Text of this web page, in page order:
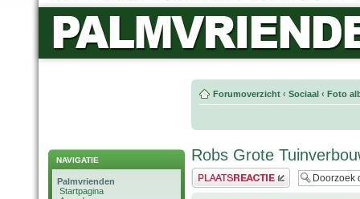
NAVIGATIE
Palmvrienden
Startpagina
Forumoverzicht ‹ Sociaal ‹ Foto
Robs Grote
Plaats een reactie